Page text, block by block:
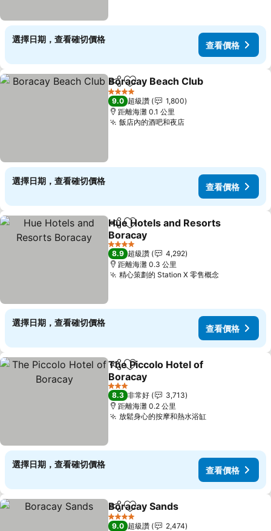
選擇日期，查看確切價格
查看價格
分享 加入我的最愛
Boracay Beach Club
4 星級
9.0 超級讚
1,800
距離海灘 0.1 公里
飯店內的酒吧和夜店
選擇日期，查看確切價格
查看價格
分享 加入我的最愛
Hue Hotels and Resorts
Boracay
查看價格
4 星級
8.9 超級讚
4,292
距離海灘 0.3 公里
精心策劃的 Station X 零售概念查看價格
選擇日期，查看確切價格
查看價格
分享 加入我的最愛
The Piccolo Hotel of
Boracay
查看價格
3 星級
8.3 非常好
3,713
距離海灘 0.2 公里
放鬆身心的按摩和熱水浴缸查看價格
選擇日期，查看確切價格
查看價格
分享 加入我的最愛
Boracay Sands
4 星級
9.0 超級讚
2,474